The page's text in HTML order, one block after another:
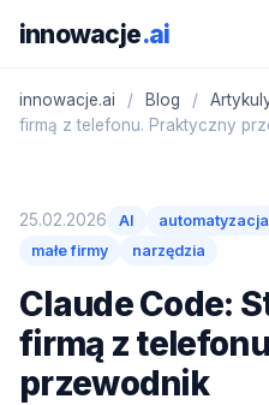
innowacje.ai
innowacje.ai / Blog /
firmą z telefonu. Praktyczny
25.02.2026 AI automatyzacja
małe firmy
narzędzia
Claude Code:
firmą z
przewodnik